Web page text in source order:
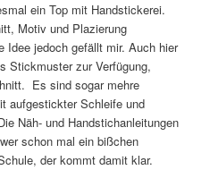
ein Top mit Handstickerei.
Motiv und Plazierung
Idee jedoch gefällt mir. Auch hier
Stickmuster zur Verfügung,
Es sind sogar mehre
aufgestickter Schleife und
Näh- und Handstichanleitungen
schon mal ein bißchen
der kommt damit klar.